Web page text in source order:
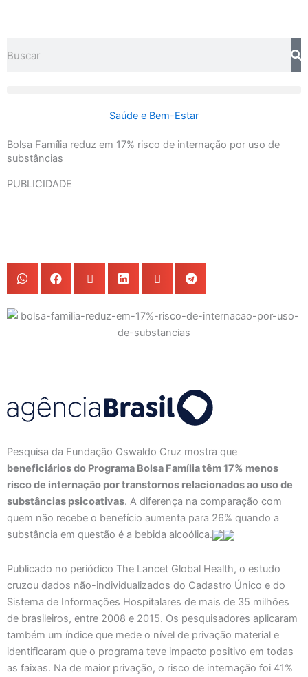
conteúdo
Saúde e Bem-Estar
Bolsa Família reduz em 17% risco de internação por uso de
substâncias
PUBLICIDADE
Pesquisa da Fundação Oswaldo Cruz mostra que
beneficiários do Programa Bolsa Família têm 17% menos
risco de internação por transtornos relacionados ao uso de
substâncias psicoativas. A diferença na comparação com
quem não recebe o benefício aumenta para 26% quando a
substância em questão é a bebida alcoólica.
Publicado no periódico The Lancet Global Health, o estudo
cruzou dados não-individualizados do Cadastro Único e do
Sistema de Informações Hospitalares de mais de 35 milhões
de brasileiros, entre 2008 e 2015. Os pesquisadores aplicaram
também um índice que mede o nível de privação material e
identificaram que o programa teve impacto positivo em todas
as faixas. Na de maior privação, o risco de internação foi 41%